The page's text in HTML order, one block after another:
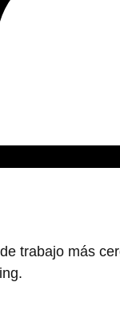
trabajo más